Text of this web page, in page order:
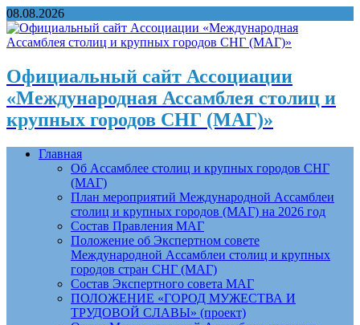
08.08.2026
Официальный сайт Ассоциации
«Международная Ассамблея столиц и
крупных городов СНГ (МАГ)»
Главная
Об Ассамблее столиц и крупных городов СНГ
(МАГ)
План мероприятий Международной Ассамблеи
столиц и крупных городов (МАГ) на 2026 год
Состав Правления МАГ
Положение об Экспертном совете
Международной Ассамблеи столиц и крупных
городов стран СНГ (МАГ)
Состав Экспертного совета МАГ
ПОЛОЖЕНИЕ «ГОРОД МУЖЕСТВА И
ТРУДОВОЙ СЛАВЫ» (проект)